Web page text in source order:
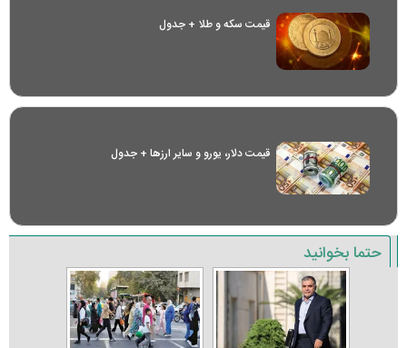
قیمت سکه و طلا + جدول
قیمت دلار، یورو و سایر ارز‌ها + جدول
حتما بخوانید